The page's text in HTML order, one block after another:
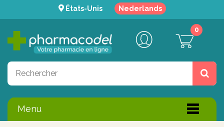
États-Unis Nederlands
0
Menu